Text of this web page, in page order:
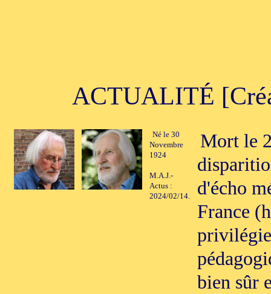
ACTUALITÉ
Né le 30
Novembre
1924
M.A.J.-
Actus :
2024/02/14.
Mort le
d'écho
France
bien sûr